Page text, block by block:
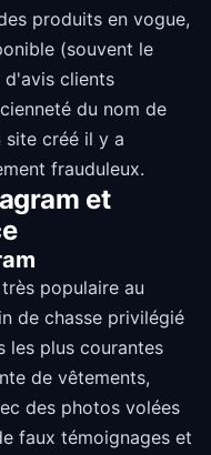
produits en vogue,
(souvent le
d'avis clients
du nom de
site créé il y a
frauduleux.
et
populaire au
de chasse privilégié
les plus courantes
de vêtements,
des photos volées
faux témoignages et